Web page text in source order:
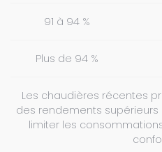
91 à 94 %
Plus de 94 %
Les chaudières récentes
des rendements supérieurs
limiter les